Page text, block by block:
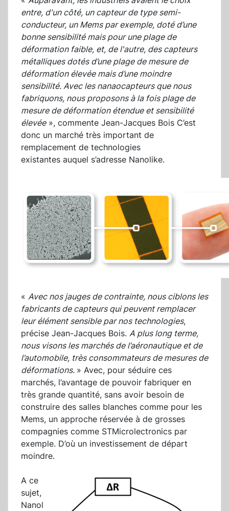
entre, d'un côté, un capteur de type semi-
conducteur, un Mems par exemple, doté d’une
bonne sensibilité mais pour une plage de
déformation faible, et, de l'autre, des capteurs
métalliques dotés d’une plage de mesure de
déformation élevée mais d’une moindre
sensibilité. Avec les nanaocapteurs que nous
fabriquons, nous proposons à la fois plage de
mesure de déformation étendue et sensibilité
élevée», commente Jean-Jacques Bois C’est
donc un marché très important de
remplacement de technologies
existantes auquel s’adresse Nanolike.
« Avec nos jauges de contrainte, nous ciblons les
fabricants de capteurs qui peuvent remplacer
leur élément sensible par nos technologies,
précise Jean-Jacques Bois. A plus long terme,
nous visons les marchés de l’aéronautique et de
l’automobile, très consommateurs de mesures de
déformations. » Avec, pour séduire ces
marchés, l’avantage de pouvoir fabriquer en
très grande quantité, sans avoir besoin de
construire des salles blanches comme pour les
Mems, un approche réservée à de grosses
compagnies comme STMicrolectronics par
exemple. D’où un investissement de départ
moindre.
A ce
sujet,
Nanol